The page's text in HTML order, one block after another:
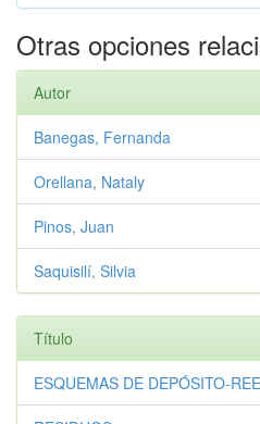
Otras opciones
Autor
Banegas, Fernanda
Orellana, Nataly
Pinos, Juan
Saquisilí, Silvia
Título
ESQUEMAS DE DEPÓSITO-